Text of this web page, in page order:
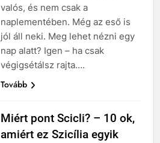
valós, és nem csak a
naplementében. Még az eső is
jól áll neki. Meg lehet nézni egy
nap alatt? Igen – ha csak
végigsétálsz rajta….
Tovább
Miért pont Scicli? – 10 ok,
amiért ez Szicília egyik